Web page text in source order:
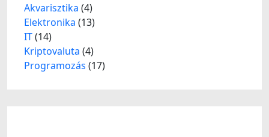
Akvarisztika (4)
Elektronika (13)
IT(14)
Kriptovaluta (4)
Programozás (17)